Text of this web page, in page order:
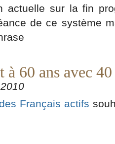
actuelle sur la fin
de ce système
à 60 ans avec
Français actifs